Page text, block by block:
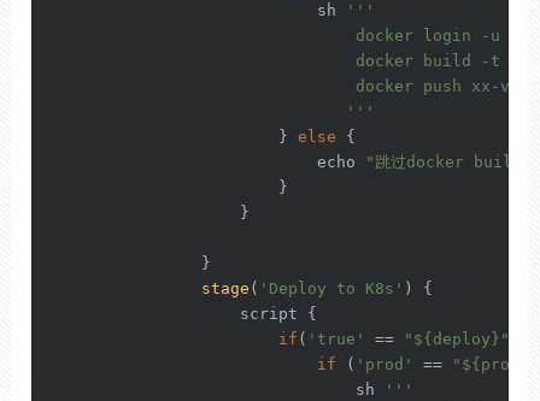
                            sh
'' '
docker login -u
docker build -t
docker push xx-
                               '
''
                        }
else {
                            echo
"跳过docker build"
                        }
                    }
                }
stage ( 'Deploy to K8s' ) {
                    script {
if ( 'true' == "${deploy}"
if ( 'prod' ==
                                sh
'' '